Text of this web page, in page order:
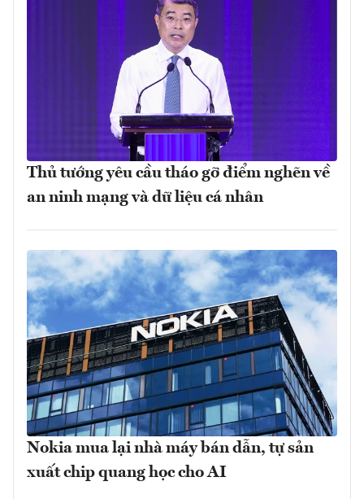
Thủ tướng yêu cầu tháo gỡ điểm nghẽn về
an ninh mạng và dữ liệu cá nhân
Nokia mua lại nhà máy bán dẫn, tự sản
xuất chip quang học cho AI